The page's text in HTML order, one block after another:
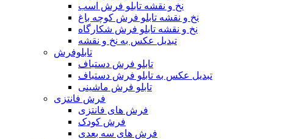
نخ و نقشه تابلو فرش اسب
نخ و نقشه تابلو فرش کوچه باغ
نخ و نقشه تابلو فرش شکارگاه
تبدیل عکس به نخ و نقشه
تابلوفرش
تابلو فرش دستباف
تبدیل عکس به تابلو فرش دستباف
تابلو فرش ماشینی
فرش فانتزی
فرش های فانتزی
فرش کودک
فرش های سه بعدی